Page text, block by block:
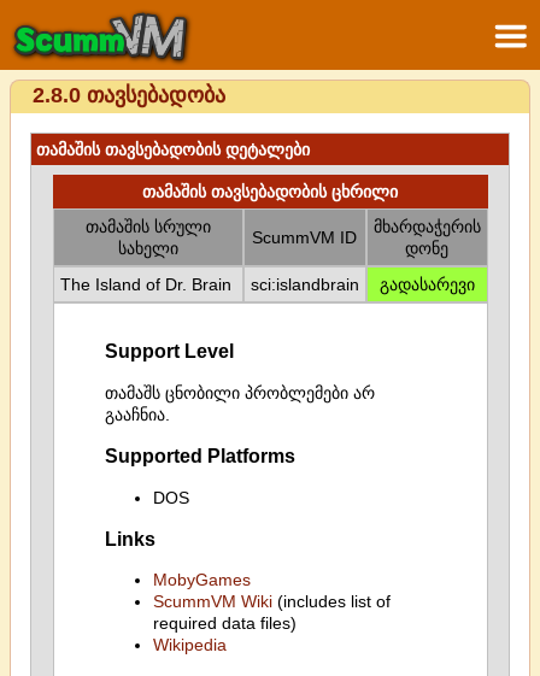
2.8.0 თავსებადობა
თამაშის თავსებადობის დეტალები
თამაშის თავსებადობის ცხრილი
თამაშის სრული
სახელი
ScummVM ID
მხარდაჭერის
დონე
The Island of Dr. Brain
sci:islandbrain გადასარევი
Support Level
თამაშს ცნობილი პრობლემები არ
გააჩნია.
Supported Platforms
DOS
Links
MobyGames
ScummVM Wiki(includes list of
required data files)
Wikipedia